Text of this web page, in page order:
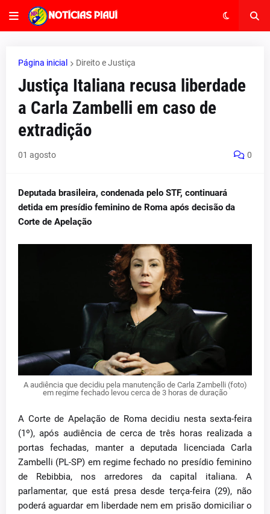
Página inicial Direito e Justiça
Justiça Italiana recusa liberdade
a Carla Zambelli em caso de
extradição
01 agosto 0
Deputada brasileira, condenada pelo STF, continuará
detida em presídio feminino de Roma após decisão da
Corte de Apelação
A audiência que decidiu pela manutenção de Carla Zambelli (foto)
em regime fechado levou cerca de 3 horas de duração
A Corte de Apelação de Roma decidiu nesta sexta-feira
(1º), após audiência de cerca de três horas realizada a
portas fechadas, manter a deputada licenciada Carla
Zambelli (PL-SP) em regime fechado no presídio feminino
de Rebibbia, nos arredores da capital italiana. A
parlamentar, que está presa desde terça-feira (29), não
poderá aguardar em liberdade nem em prisão domiciliar o